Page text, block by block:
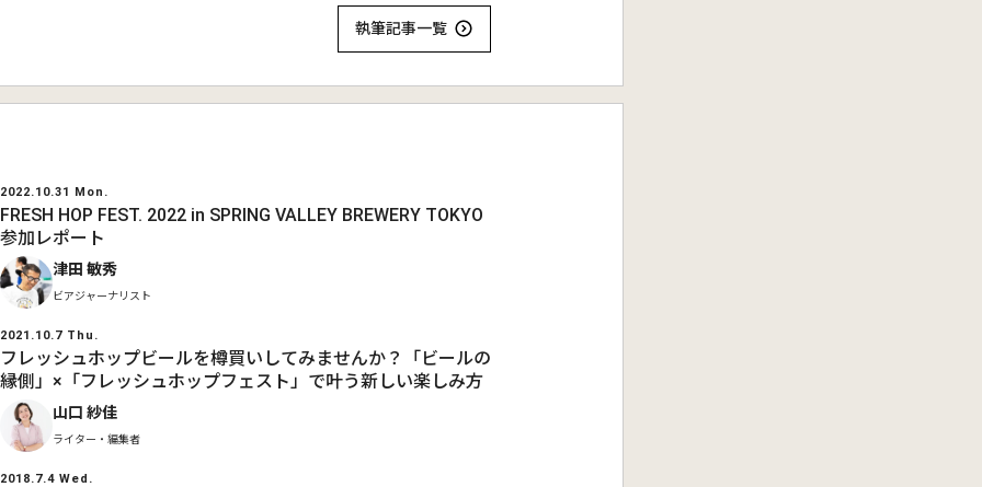
執筆記事一覧
2022.10.31 Mon.
FRESH HOP FEST. 2022 in SPRING VALLEY BREWERY TOKYO
参加レポート
津田 敏秀
ビアジャーナリスト
2021.10.7 Thu.
フレッシュホップビールを樽買いしてみませんか？「ビールの
縁側」×「フレッシュホップフェスト」で叶う新しい楽しみ方
山口 紗佳
ライター・編集者
2018.7.4 Wed.